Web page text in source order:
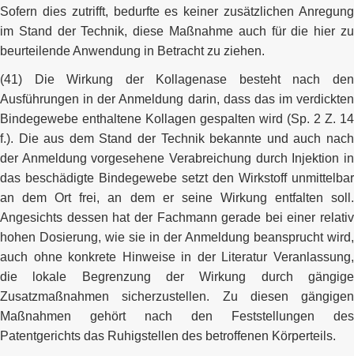
Sofern dies zutrifft, bedurfte es keiner zusätzlichen Anregung
im Stand der Technik, diese Maßnahme auch für die hier zu
beurteilende Anwendung in Betracht zu ziehen.
(41) Die Wirkung der Kollagenase besteht nach den
Ausführungen in der Anmeldung darin, dass das im verdickten
Bindegewebe enthaltene Kollagen gespalten wird (Sp. 2 Z. 14
f.). Die aus dem Stand der Technik bekannte und auch nach
der Anmeldung vorgesehene Verabreichung durch Injektion in
das beschädigte Bindegewebe setzt den Wirkstoff unmittelbar
an dem Ort frei, an dem er seine Wirkung entfalten soll.
Angesichts dessen hat der Fachmann gerade bei einer relativ
hohen Dosierung, wie sie in der Anmeldung beansprucht wird,
auch ohne konkrete Hinweise in der Literatur Veranlassung,
die lokale Begrenzung der Wirkung durch gängige
Zusatzmaßnahmen sicherzustellen. Zu diesen gängigen
Maßnahmen gehört nach den Feststellungen des
Patentgerichts das Ruhigstellen des betroffenen Körperteils.